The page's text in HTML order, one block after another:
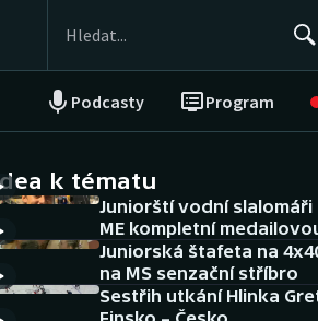
Podcasty Program
NEPŘEHLÉDNĚTE
Historické návraty
Aplikace ČT sport
k tématu
Juniorští vodní slalomáři
ME kompletní
Juniorská štafeta na
na MS senzační stříbro
Sestřih utkání Hlinka